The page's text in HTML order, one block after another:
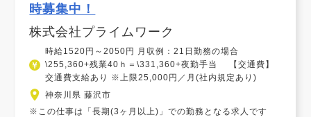
時募集中！
株式会社プライムワーク
時給1520円～2050円 月収例：21日勤務の場合
\255,360+残業40ｈ＝\331,360+夜勤手当 【交通費】
交通費支給あり ※上限25,000円／月(社内規定あり)
神奈川県 藤沢市
※この仕事は「長期(3ヶ月以上)」での勤務となる求人です